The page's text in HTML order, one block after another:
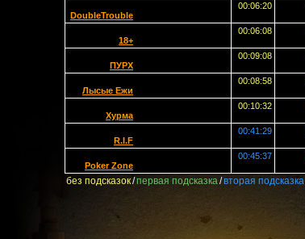
DoubleTrouble
00:06:20
18+
00:06:08
ПУРХ
00:09:08
Лысые Ежи
00:08:58
Хурма
00:10:32
R.I.F
00:41:29
Poker Zone
00:45:37
без подсказок/первая подсказка/вторая подсказка